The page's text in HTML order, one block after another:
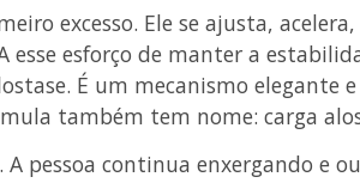
excesso. Ele se ajusta,
esse esforço de manter a
É um mecanismo elegante
também tem nome: carga
pessoa continua enxergando e